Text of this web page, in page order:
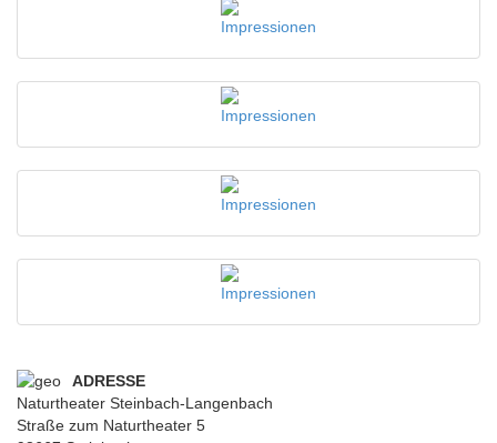
ADRESSE
Naturtheater Steinbach-Langenbach
Straße zum Naturtheater 5